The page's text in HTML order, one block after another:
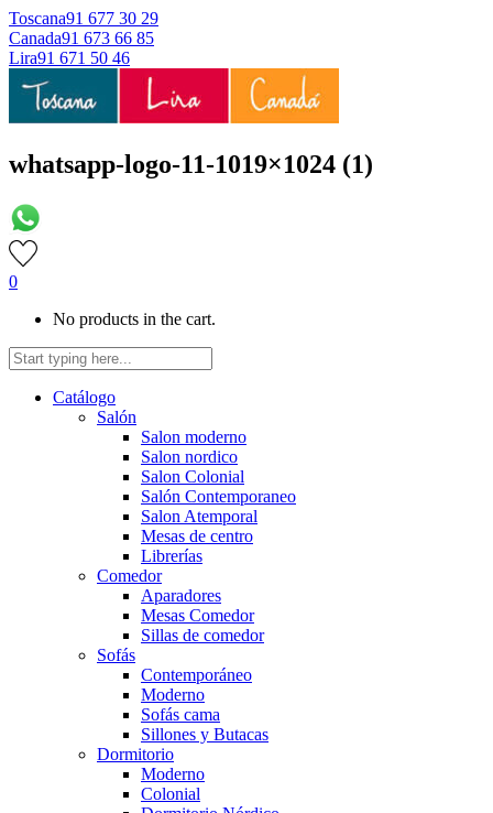
Toscana91 677 30 29
Canada91 673 66 85
Lira91 671 50 46
whatsapp-logo-11-1019×1024 (1)
0
No products in the cart.
Catálogo
Salón
Salon moderno
Salon nordico
Salon Colonial
Salón Contemporaneo
Salon Atemporal
Mesas de centro
Librerías
Comedor
Aparadores
Mesas Comedor
Sillas de comedor
Sofás
Contemporáneo
Moderno
Sofás cama
Sillones y Butacas
Dormitorio
Moderno
Colonial